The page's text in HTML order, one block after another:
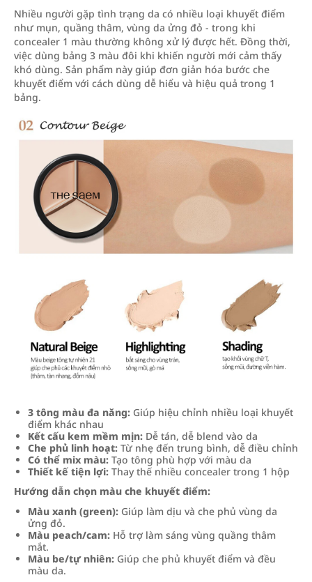
Nhiều người gặp tình trạng da có nhiều loại khuyết điểm
như mụn, quầng thâm, vùng da ửng đỏ - trong khi
concealer 1 màu thường không xử lý được hết. Đồng thời,
việc dùng bảng 3 màu đôi khi khiến người mới cảm thấy
khó dùng. Sản phẩm này giúp đơn giản hóa bước che
khuyết điểm với cách dùng dễ hiểu và hiệu quả trong 1
bảng.
3 tông màu đa năng: Giúp hiệu chỉnh nhiều loại khuyết
điểm khác nhau
Kết cấu kem mềm mịn: Dễ tán, dễ blend vào da
Che phủ linh hoạt: Từ nhẹ đến trung bình, dễ điều chỉnh
Có thể mix màu: Tạo tông phù hợp với màu da
Thiết kế tiện lợi: Thay thế nhiều concealer trong 1 hộp
Hướng dẫn chọn màu che khuyết điểm:
Màu xanh (green): Giúp làm dịu và che phủ vùng da
ửng đỏ.
Màu peach/cam: Hỗ trợ làm sáng vùng quầng thâm
mắt.
Màu be/tự nhiên: Giúp che phủ khuyết điểm và đều
màu da.